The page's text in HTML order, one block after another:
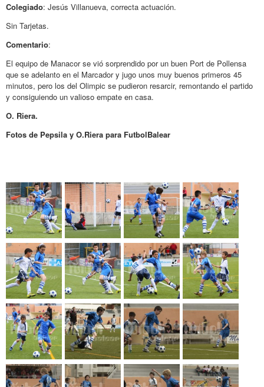
Colegiado: Jesús Villanueva, correcta actuación.
Sin Tarjetas.
Comentario:
El equipo de Manacor se vió sorprendido por un buen Port de Pollensa
que se adelanto en el Marcador y jugo unos muy buenos primeros 45
minutos, pero los del Olimpic se pudieron resarcir, remontando el partido
y consiguiendo un valioso empate en casa.
O. Riera.
Fotos de Pepsila y O.Riera para FutbolBalear